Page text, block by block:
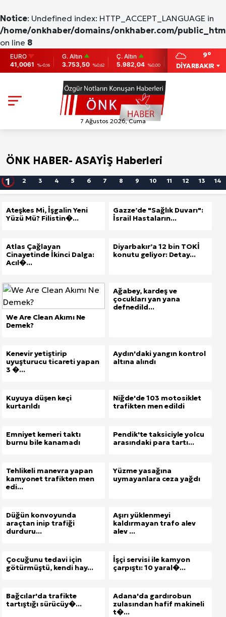
Notice: Undefined index: HTTP_ACCEPT_LANGUAGE in
/home/onkhaber/domains/onkhaber.com/
on line 8
%-0,16
G. Altın
3.753,50
%0,62
Ç. Altın
5.982,04
%0,00
BIST
9.775 0
BITCOIN
DİYARBAKIR
9°
7 Ağustos 2026, Cuma
ÖNK HABER- ASAYİŞ Haberleri
ATEŞKES MASKESI ALTINDA SOYKIRIM: İSRAIL
GAZZE’DE İNSANLIĞI VURMAYA DEVAM EDIYOR!
1 2 3 4 5 6 7 8 9 10 11 12 13 14
Ateşkes Mi, İşgalin Yeni
Yüzü Mü? Filistin�...
Gazze’de "Sağlık Duvarı":
İsrail Hastaların...
Atlas Çağlayan
Cinayetinde İkinci Dalga:
Acıl�...
Diyarbakır’a 12 bin TOKİ
konutu geliyor: Detay...
We Are Clean Akımı Ne
Demek?
Ağabey, kardeş ve
çocukları yan yana
defnedild...
Kenevir yetiştirip
uyuşturucu ticareti yapan
3 �...
Aydın'daki yangın kontrol
altına alındı
Kuyuya düşen keçi
kurtarıldı
Niğde'de 103 motosiklet
trafikten men edildi
Emniyet kemeri taktı
burnu bile kanamadı
Pendik'te taksiciyle yolcu
arasındaki para tartı...
Tehlikeli manevra yapan
kamyonet trafikten men
edi...
Yüzme yasağına
uymayanlara ceza yağdı
Düğün konvoyunda
araçtan inip trafiği
durduru...
Aşırı yüklenmeyi
kaldırmayan trafo alev
alev ...
Çocuğunu tedavi için
götürmüştü, kendi hay...
İşçi servisi ile kamyon
çarpıştı: 10 yaral�...
Bağcılar'da trafikte
tartıştığı sürücüy�...
Adana'da gardırobun
zulasından hafif makineli
t�...